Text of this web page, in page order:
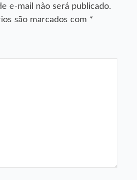
e-mail não será publicado.
são marcados com *